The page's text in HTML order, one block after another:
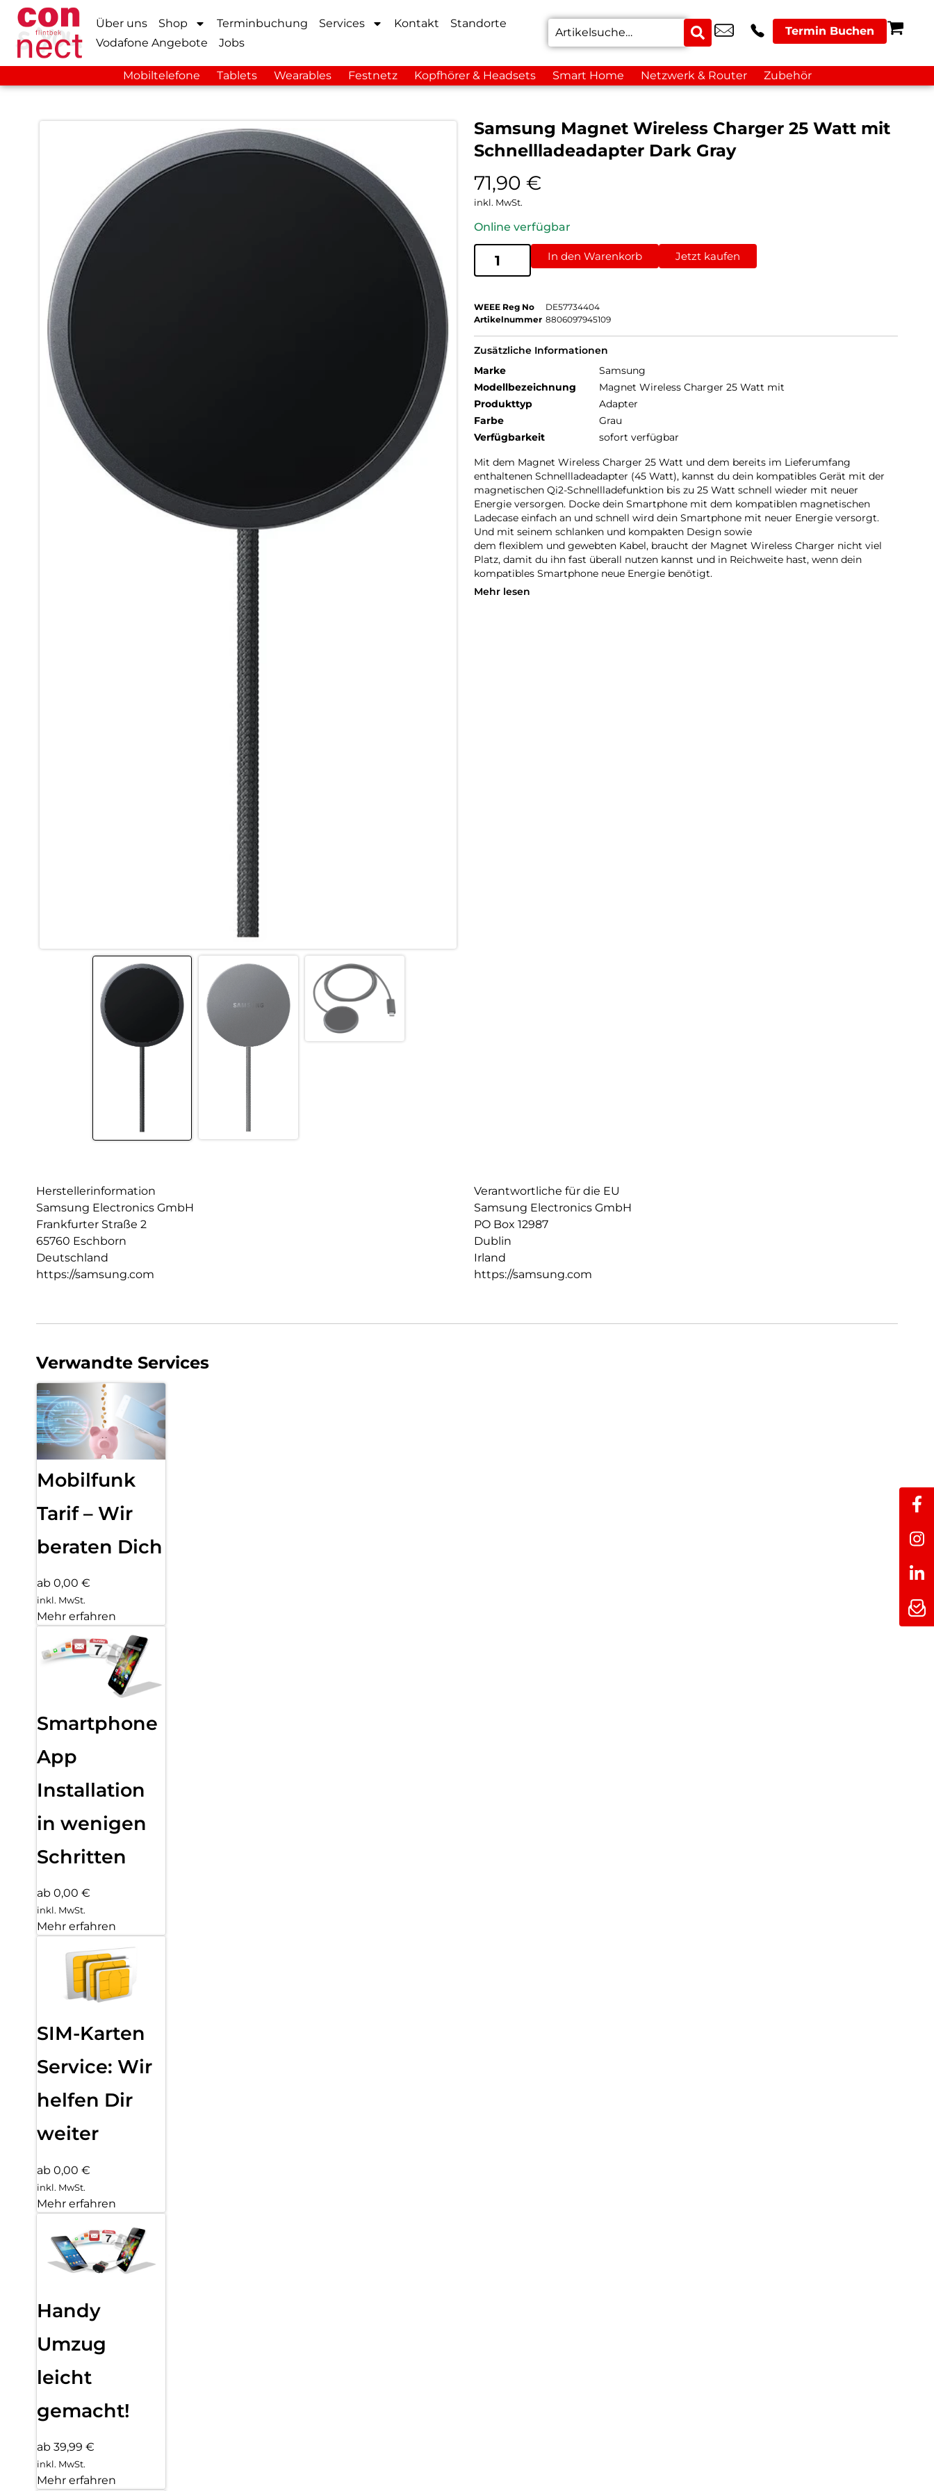
Über uns Shop Terminbuchung Services Kontakt
Standorte
Vodafone Angebote
Jobs
Termin Buchen
Mobiltelefone Tablets Wearables Festnetz Kopfhörer & Headsets Smart Home Netzwerk & Router Zubehör
Samsung Magnet Wireless Charger 25 Watt mit
Schnellladeadapter Dark Gray
71,90 €
inkl. MwSt.
Online verfügbar
In den Warenkorb Jetzt kaufen
WEEE Reg No
DE57734404
Artikelnummer 8806097945109
Zusätzliche Informationen
Marke
Samsung
Modellbezeichnung
Magnet Wireless Charger 25 Watt mit
Produkttyp
Adapter
Farbe
Grau
Verfügbarkeit
sofort verfügbar
Mit dem Magnet Wireless Charger 25 Watt und dem bereits im Lieferumfang
enthaltenen Schnellladeadapter (45 Watt), kannst du dein kompatibles Gerät mit der
magnetischen Qi2-Schnellladefunktion bis zu 25 Watt schnell wieder mit neuer
Energie versorgen. Docke dein Smartphone mit dem kompatiblen magnetischen
Ladecase einfach an und schnell wird dein Smartphone mit neuer Energie versorgt.
Und mit seinem schlanken und kompakten Design sowie
dem flexiblem und gewebten Kabel, braucht der Magnet Wireless Charger nicht viel
Platz, damit du ihn fast überall nutzen kannst und in Reichweite hast, wenn dein
kompatibles Smartphone neue Energie benötigt.
Mehr lesen
Herstellerinformation
Samsung Electronics GmbH
Frankfurter Straße 2
65760 Eschborn
Deutschland
https://samsung.com
Verantwortliche für die EU
Samsung Electronics GmbH
PO Box 12987
Dublin
Irland
https://samsung.com
Verwandte Services
Mobilfunk
Tarif – Wir
beraten Dich
ab 0,00 €
inkl. MwSt.
Mehr erfahren
Smartphone
App
Installation
in wenigen
Schritten
ab 0,00 €
inkl. MwSt.
Mehr erfahren
SIM-Karten
Service: Wir
helfen Dir
weiter
ab 0,00 €
inkl. MwSt.
Mehr erfahren
Handy
Umzug
leicht
gemacht!
ab 39,99 €
inkl. MwSt.
Mehr erfahren